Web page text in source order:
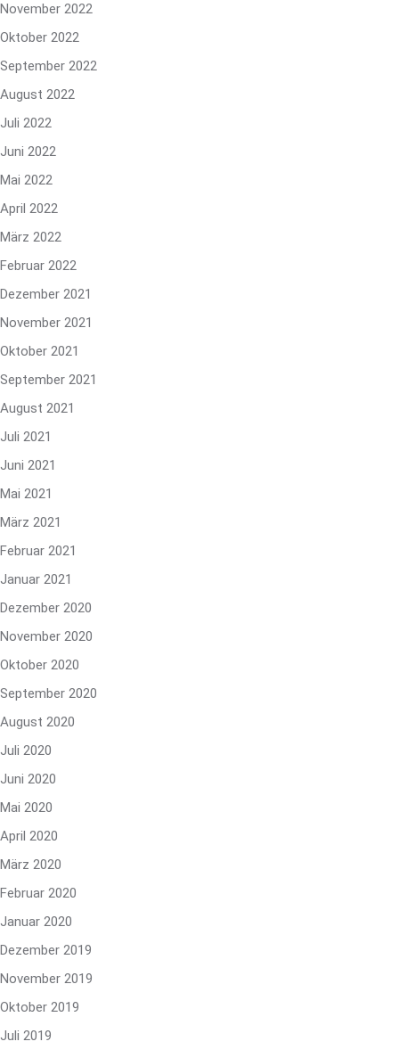
November 2022
Oktober 2022
September 2022
August 2022
Juli 2022
Juni 2022
Mai 2022
April 2022
März 2022
Februar 2022
Dezember 2021
November 2021
Oktober 2021
September 2021
August 2021
Juli 2021
Juni 2021
Mai 2021
März 2021
Februar 2021
Januar 2021
Dezember 2020
November 2020
Oktober 2020
September 2020
August 2020
Juli 2020
Juni 2020
Mai 2020
April 2020
März 2020
Februar 2020
Januar 2020
Dezember 2019
November 2019
Oktober 2019
Juli 2019